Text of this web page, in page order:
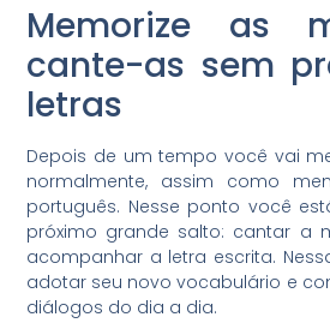
Memorize as
cante-as sem
letras
Depois de um tempo você vai
normalmente, assim como
português. Nesse ponto você
próximo grande salto: cantar a
acompanhar a letra escrita.
adotar seu novo vocabulário e
diálogos do dia a dia.